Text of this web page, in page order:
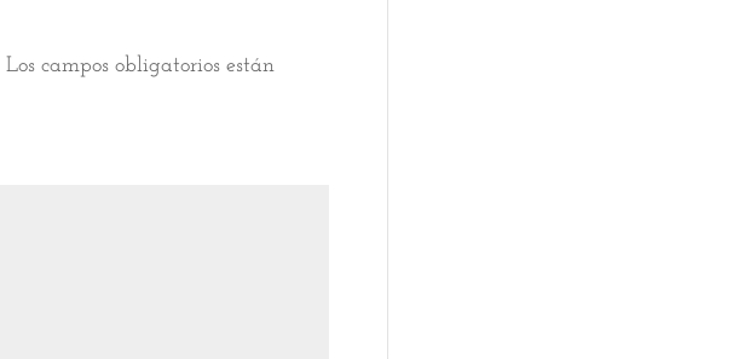
Los campos obligatorios están